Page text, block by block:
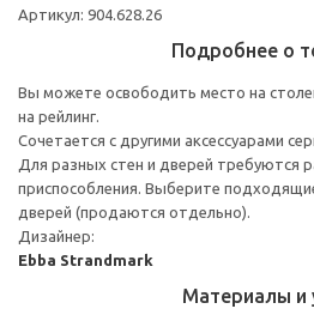
Артикул: 904.628.26
Подробнее о
Вы можете освободить место на
на рейлинг.
Сочетается с другими аксессуарами
Для разных стен и дверей требуются
приспособления. Выберите
дверей (продаются отдельно).
Дизайнер:
Ebba Strandmark
Материалы и